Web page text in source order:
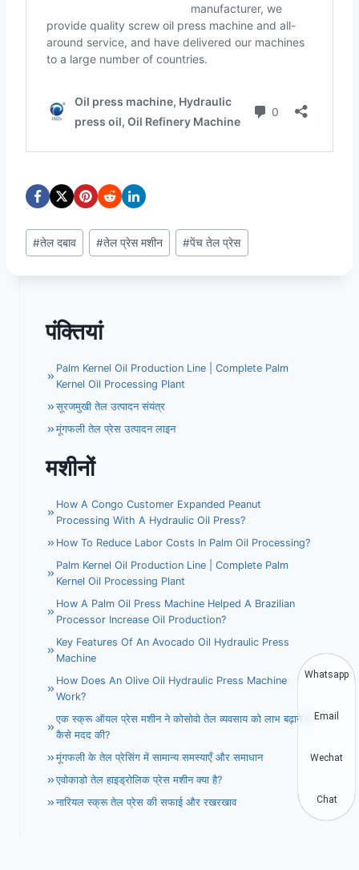
Post
Tags:
#तेल दबाव #तेल प्रेस मशीन #पेंच तेल प्रेस
पंक्तियां
Palm Kernel Oil Production Line | Complete Palm
Kernel Oil Processing Plant
सूरजमुखी तेल उत्पादन संयंत्र
मूंगफली तेल प्रेस उत्पादन लाइन
मशीनों
How A Congo Customer Expanded Peanut
Processing With A Hydraulic Oil Press?
How To Reduce Labor Costs In Palm Oil Processing?
Palm Kernel Oil Production Line | Complete Palm
Kernel Oil Processing Plant
How A Palm Oil Press Machine Helped A Brazilian
Processor Increase Oil Production?
Key Features Of An Avocado Oil Hydraulic Press
Machine
How Does An Olive Oil Hydraulic Press Machine
Work?
एक स्क्रू ऑयल प्रेस मशीन ने कोसोवो तेल व्यवसाय को लाभ बढ़ाने में
कैसे मदद की?
मूंगफली के तेल प्रेसिंग में सामान्य समस्याएँ और समाधान
एवोकाडो तेल हाइड्रोलिक प्रेस मशीन क्या है?
नारियल स्क्रू तेल प्रेस की सफाई और रखरखाव
Whatsapp
Email
Wechat
Chat